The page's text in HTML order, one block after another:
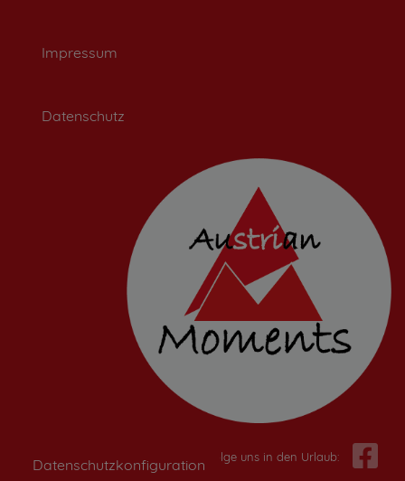
Impressum
Datenschutz
Folge uns in den Urlaub:
Datenschutzkonfiguration